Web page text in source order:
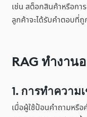
เช่น สต็อกสินค้าหรือกา
ลูกค้าจะได้รับคำตอบที่
RAG ทำงาน
1. การทำความ
เมื่อผู้ใช้ป้อนคำถามหรือ